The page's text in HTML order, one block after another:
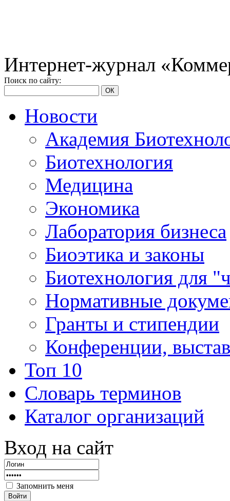
Интернет-журнал
Поиск по сайту:
ОК
Новости
Академия
Биотехнология
Медицина
Экономика
Лаборатория бизнеса
Биоэтика и законы
Биотехнология для
Нормативные
Гранты и стипендии
Конференции,
Топ 10
Словарь терминов
Каталог организаций
Вход на сайт
Запомнить меня
Войти